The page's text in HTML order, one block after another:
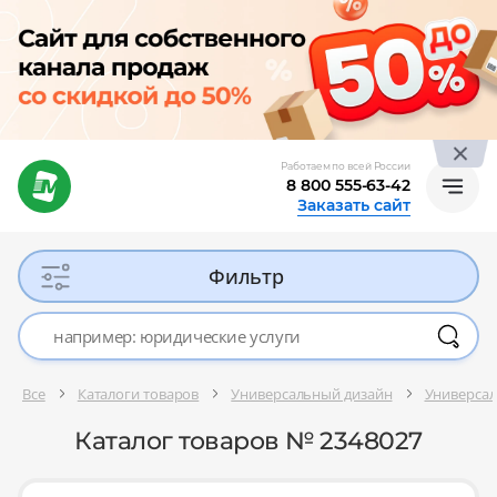
Работаем по всей России
8 800 555-63-42
Заказать сайт
Фильтр
Все Каталоги товаров Универсальный дизайн
Каталог товаров № 2348027